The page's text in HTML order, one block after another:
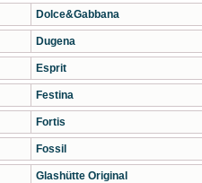
Dolce&Gabbana
Dugena
Esprit
Festina
Fortis
Fossil
Glashütte Original